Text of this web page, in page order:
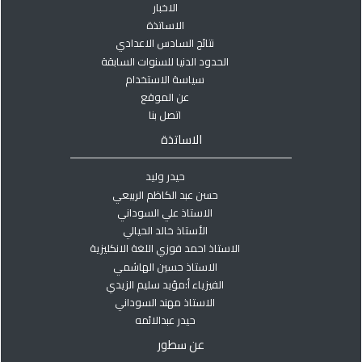
الاخبار
الاساتذة
نتائج السادس الاعدادي
الحدود الدنيا للسنوات السابقة
سياسة الاستخدام
عن الموقع
اتصل بنا
الاساتذة
حيدر وليد
حسن عبد الكاظم الربيعي
الاستاذ علي السوداني
الأستاذ خالد الحيالي
الاستاذ احمد فوزي اللغة الانكليزية
الاستاذ حسين الهاشمي
الفيزياء أ:مؤيد سليم الزيدي
الاستاذ مهند السوداني
حيدر عبدالائمه
عن سطور